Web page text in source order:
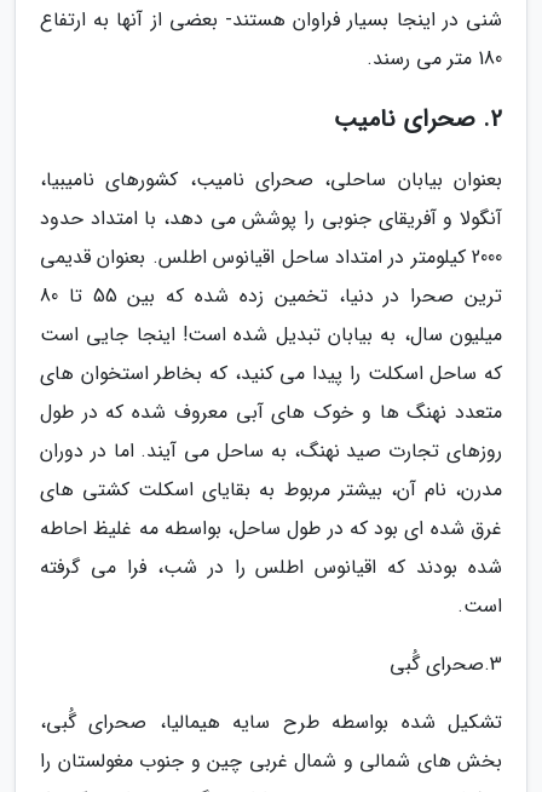
شنی در اینجا بسیار فراوان هستند- بعضی از آنها به ارتفاع
180 متر می رسند.
2. صحرای نامیب
بعنوان بیابان ساحلی، صحرای نامیب، کشورهای نامیبیا،
آنگولا و آفریقای جنوبی را پوشش می دهد، با امتداد حدود
2000 کیلومتر در امتداد ساحل اقیانوس اطلس. بعنوان قدیمی
ترین صحرا در دنیا، تخمین زده شده که بین 55 تا 80
میلیون سال، به بیابان تبدیل شده است! اینجا جایی است
که ساحل اسکلت را پیدا می کنید، که بخاطر استخوان های
متعدد نهنگ ها و خوک های آبی معروف شده که در طول
روزهای تجارت صید نهنگ، به ساحل می آیند. اما در دوران
مدرن، نام آن، بیشتر مربوط به بقایای اسکلت کشتی های
غرق شده ای بود که در طول ساحل، بواسطه مه غلیظ احاطه
شده بودند که اقیانوس اطلس را در شب، فرا می گرفته
است.
3.صحرای گُبی
تشکیل شده بواسطه طرح سایه هیمالیا، صحرای گُبی،
بخش های شمالی و شمال غربی چین و جنوب مغولستان را